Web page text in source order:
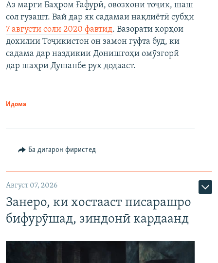
Аз марги Баҳром Ғафурӣ, овозхони тоҷик, шаш
сол гузашт. Вай дар як садамаи нақлиётӣ субҳи
7 августи соли 2020 фавтид. Вазорати корҳои
дохилии Тоҷикистон он замон гуфта буд, ки
садама дар наздикии Донишгоҳи омӯзгорӣ
дар шаҳри Душанбе рух додааст.
Идома
Ба дигарон фиристед
Август 07, 2026
Занеро, ки хостааст писарашро
бифурӯшад, зиндонӣ кардаанд